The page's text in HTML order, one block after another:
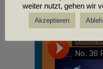
PODCASTS
weiter nutzt, gehen wir
Akzeptieren